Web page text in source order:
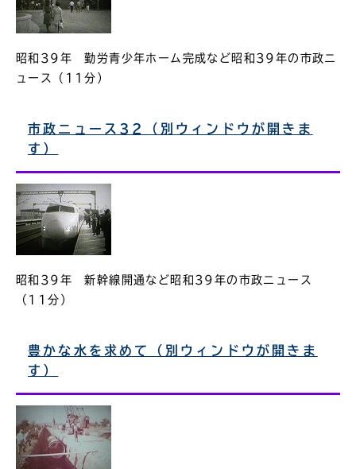
昭和39年 勤労青少年ホーム完成など昭和39年の市政ニ
ュース（11分）
市政ニュース32（別ウィンドウが開きま
す）
昭和39年 新幹線開通など昭和39年の市政ニュース
（11分）
豊かな水を求めて（別ウィンドウが開きま
す）